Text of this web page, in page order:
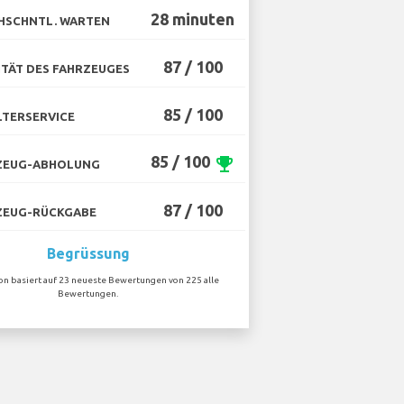
WARTEN 28 minuten
DES FAHRZEUGES 87 / 100
85 / 100
ABHOLUNG 85 / 100 emoji_events
RÜCKGABE 87 / 100
Begrüssung
basiert auf 23 neueste Bewertungen von 225 alle
Bewertungen.